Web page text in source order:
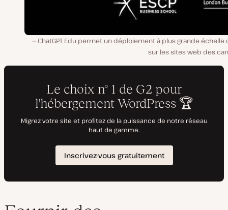
ChatGPT Edu permet un déploiement à plus grande échelle
sur les sites web des